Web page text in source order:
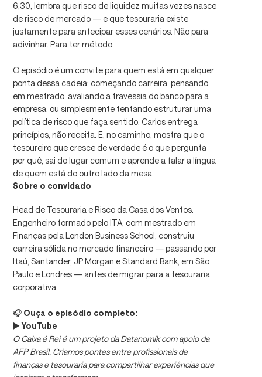
6,30, lembra que risco de liquidez muitas vezes nasce
de risco de mercado — e que tesouraria existe
justamente para antecipar esses cenários. Não para
adivinhar. Para ter método.
O episódio é um convite para quem está em qualquer
ponta dessa cadeia: começando carreira, pensando
em mestrado, avaliando a travessia do banco para a
empresa, ou simplesmente tentando estruturar uma
política de risco que faça sentido. Carlos entrega
princípios, não receita. E, no caminho, mostra que o
tesoureiro que cresce de verdade é o que pergunta
por quê, sai do lugar comum e aprende a falar a língua
de quem está do outro lado da mesa.
Sobre o convidado
Head de Tesouraria e Risco da Casa dos Ventos.
Engenheiro formado pelo ITA, com mestrado em
Finanças pela London Business School, construiu
carreira sólida no mercado financeiro — passando por
Itaú, Santander, JP Morgan e Standard Bank, em São
Paulo e Londres — antes de migrar para a tesouraria
corporativa.
🎧 Ouça o episódio completo:
▶️ YouTube
O Caixa é Rei é um projeto da Datanomik com apoio da
AFP Brasil. Criamos pontes entre profissionais de
finanças e tesouraria para compartilhar experiências que